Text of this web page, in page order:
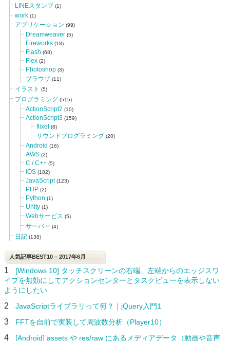
LINEスタンプ (1)
work (1)
アプリケーション (99)
Dreamweaver (5)
Fireworks (18)
Flash (68)
Flex (2)
Photoshop (3)
ブラウザ (11)
イラスト (5)
プログラミング (515)
ActionScript2 (10)
ActionScript3 (159)
flixel (8)
サウンドプログラミング (20)
Android (16)
AWS (2)
C / C++ (5)
iOS (182)
JavaScript(123)
PHP (2)
Python (1)
Unity (1)
Webサービス (5)
サーバー (4)
日記 (138)
人気記事BEST10 – 2017年6月
1
[Windows 10] タッチスクリーンの右端、左端からのエッジスワ
イプを無効にしてアクションセンターとタスクビューを表示しない
ようにしたい
2 JavaScriptライブラリって何？｜jQuery入門1
3 FFTを自前で実装して周波数分析（Player10）
4 [Android] assets や res/raw にあるメディアデータ（動画や音声